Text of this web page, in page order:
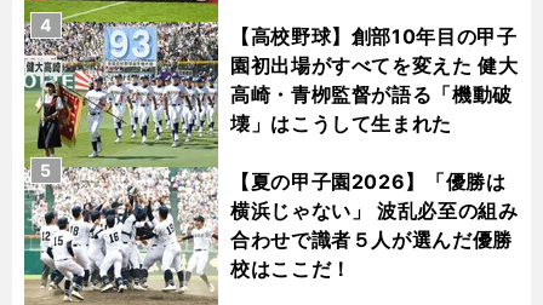
【高校野球】創部10年目の甲子
園初出場がすべてを変えた 健大
高崎・青栁監督が語る「機動破
壊」はこうして生まれた
4
【夏の甲子園2026】「優勝は
横浜じゃない」 波乱必至の組み
合わせで識者５人が選んだ優勝
校はここだ！
5